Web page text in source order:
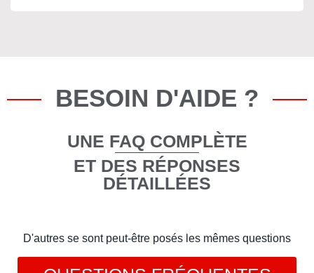
BESOIN D'AIDE ?
UNE FAQ COMPLÈTE
ET DES RÉPONSES
DÉTAILLÉES
D'autres se sont peut-être posés les mêmes questions